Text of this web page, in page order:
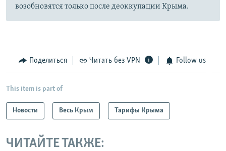
возобновятся только после деоккупации Крыма.
Поделиться Читать без VPN Follow us
This item is part of
Новости Весь Крым Тарифы Крыма
ЧИТАЙТЕ ТАКЖЕ: